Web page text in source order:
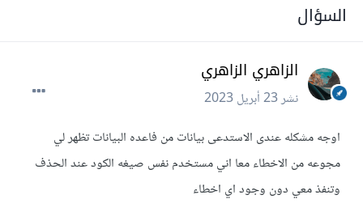
السؤال
الزاهري الزاهري
نشر23 أبريل 2023
اوجه مشكله عندى الاستدعى بيانات من فاعده البيانات تظهر لي
مجوعه من الاخطاء معا اني مستخدم نفس صيغه الكود عند الحذف
وتنفذ معي دون وجود اي اخطاء